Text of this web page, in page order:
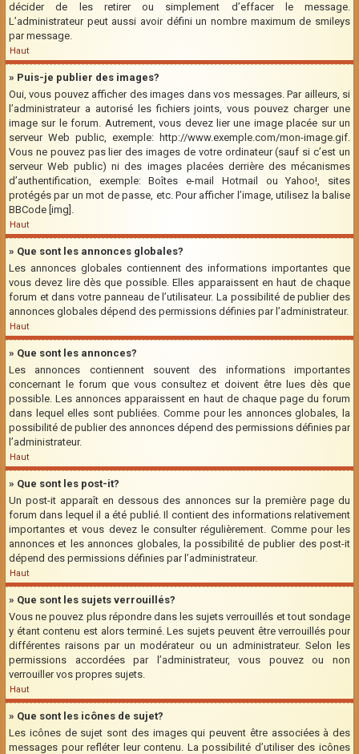
décider de les retirer ou simplement d’effacer le message.
L’administrateur peut aussi avoir défini un nombre maximum de smileys
par message.
Haut
» Puis-je publier des images?
Oui, vous pouvez afficher des images dans vos messages. Par ailleurs, si
l’administrateur a autorisé les fichiers joints, vous pouvez charger une
image sur le forum. Autrement, vous devez lier une image placée sur un
serveur Web public, exemple: http://www.exemple.com/mon-image.gif.
Vous ne pouvez pas lier des images de votre ordinateur (sauf si c’est un
serveur Web public) ni des images placées derrière des mécanismes
d’authentification, exemple: Boîtes e-mail Hotmail ou Yahoo!, sites
protégés par un mot de passe, etc. Pour afficher l’image, utilisez la balise
BBCode [img].
Haut
» Que sont les annonces globales?
Les annonces globales contiennent des informations importantes que
vous devez lire dès que possible. Elles apparaissent en haut de chaque
forum et dans votre panneau de l’utilisateur. La possibilité de publier des
annonces globales dépend des permissions définies par l’administrateur.
Haut
» Que sont les annonces?
Les annonces contiennent souvent des informations importantes
concernant le forum que vous consultez et doivent être lues dès que
possible. Les annonces apparaissent en haut de chaque page du forum
dans lequel elles sont publiées. Comme pour les annonces globales, la
possibilité de publier des annonces dépend des permissions définies par
l’administrateur.
Haut
» Que sont les post-it?
Un post-it apparaît en dessous des annonces sur la première page du
forum dans lequel il a été publié. Il contient des informations relativement
importantes et vous devez le consulter régulièrement. Comme pour les
annonces et les annonces globales, la possibilité de publier des post-it
dépend des permissions définies par l’administrateur.
Haut
» Que sont les sujets verrouillés?
Vous ne pouvez plus répondre dans les sujets verrouillés et tout sondage
y étant contenu est alors terminé. Les sujets peuvent être verrouillés pour
différentes raisons par un modérateur ou un administrateur. Selon les
permissions accordées par l’administrateur, vous pouvez ou non
verrouiller vos propres sujets.
Haut
» Que sont les icônes de sujet?
Les icônes de sujet sont des images qui peuvent être associées à des
messages pour refléter leur contenu. La possibilité d’utiliser des icônes